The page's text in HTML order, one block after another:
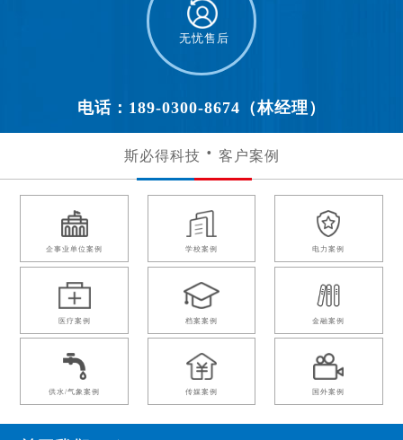
无忧售后
电话：189-0300-8674（林经理）
斯必得科技 客户案例
企事业单位案例 学校案例 电力案例
医疗案例 档案案例 金融案例
供水/气象案例 传媒案例 国外案例